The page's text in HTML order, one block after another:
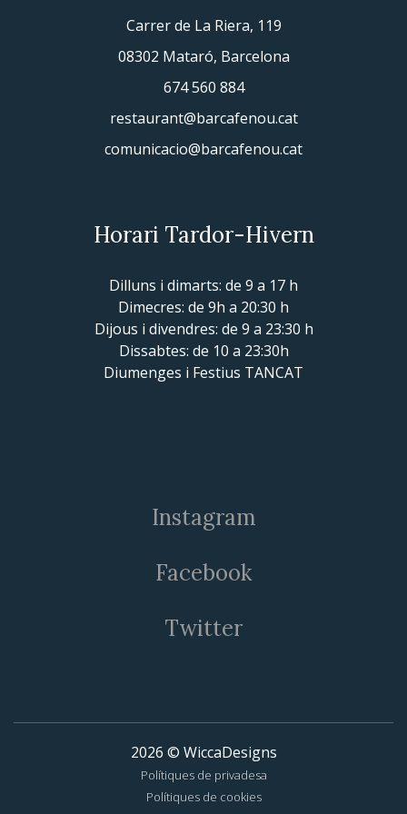
Carrer de La Riera, 119
08302 Mataró, Barcelona
674 560 884
restaurant@barcafenou.cat
comunicacio@barcafenou.cat
Horari Tardor-Hivern
Dilluns i dimarts: de 9 a 17 h
Dimecres: de 9h a 20:30 h
Dijous i divendres: de 9 a 23:30 h
Dissabtes: de 10 a 23:30h
Diumenges i Festius TANCAT
Instagram
Facebook
Twitter
2026 © WiccaDesigns
Polítiques de privadesa
Polítiques de cookies